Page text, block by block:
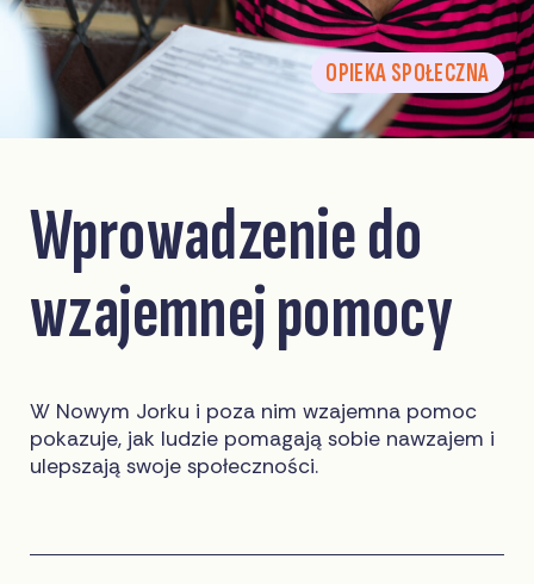
OPIEKA SPOŁECZNA
Wprowadzenie do
wzajemnej pomocy
W Nowym Jorku i poza nim wzajemna pomoc
pokazuje, jak ludzie pomagają sobie nawzajem i
ulepszają swoje społeczności.